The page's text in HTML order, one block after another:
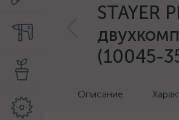
STAYER
(10045-
Описание